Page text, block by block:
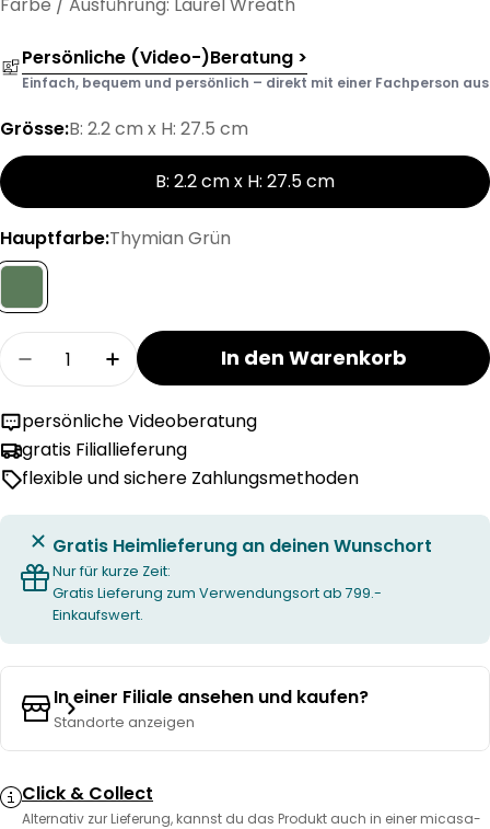
Persönliche (Video-)Beratung >
Einfach, bequem und persönlich – direkt mit einer Fachperson aus
Grösse:B: 2.2 cm x H: 27.5 cm
B: 2.2 cm x H: 27.5 cm
Hauptfarbe:Thymian Grün
Menge
Menge für BAL Stabkerze verringern
Menge für BAL Stabkerze erhöhen
In den Warenkorb
persönliche Videoberatung
gratis Filiallieferung
flexible und sichere Zahlungsmethoden
Gratis Heimlieferung an deinen Wunschort
Nur für kurze Zeit:
Gratis Lieferung zum Verwendungsort ab 799.-
Einkaufswert.
In einer Filiale ansehen und kaufen?
Standorte anzeigen
Click & Collect
Alternativ zur Lieferung, kannst du das Produkt auch in einer micasa-